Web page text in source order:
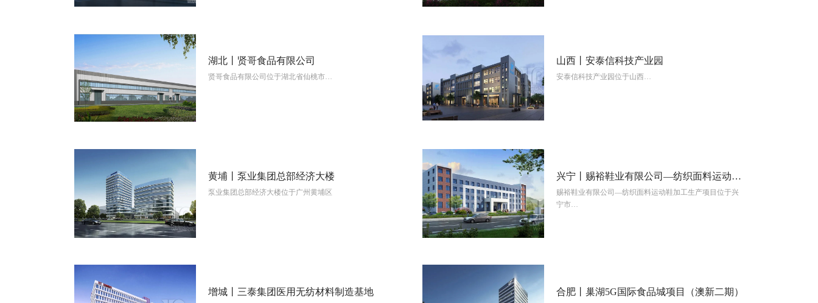
View More
湖北丨贤哥食品有限公司
贤哥食品有限公司位于湖北省仙桃市… View More
山西丨安泰信科技产业园
安泰信科技产业园位于山西…
View More
黄埔丨泵业集团总部经济大楼
泵业集团总部经济大楼位于广州黄埔区 View More
兴宁丨赐裕鞋业有限公司—纺织面料运动鞋加工生产项目
赐裕鞋业有限公司—纺织面料运动鞋加工生产项目位于兴
宁市…
增城丨三泰集团医用无纺材料制造基地 合肥丨巢湖5G国际食品城项目（澳新二期）